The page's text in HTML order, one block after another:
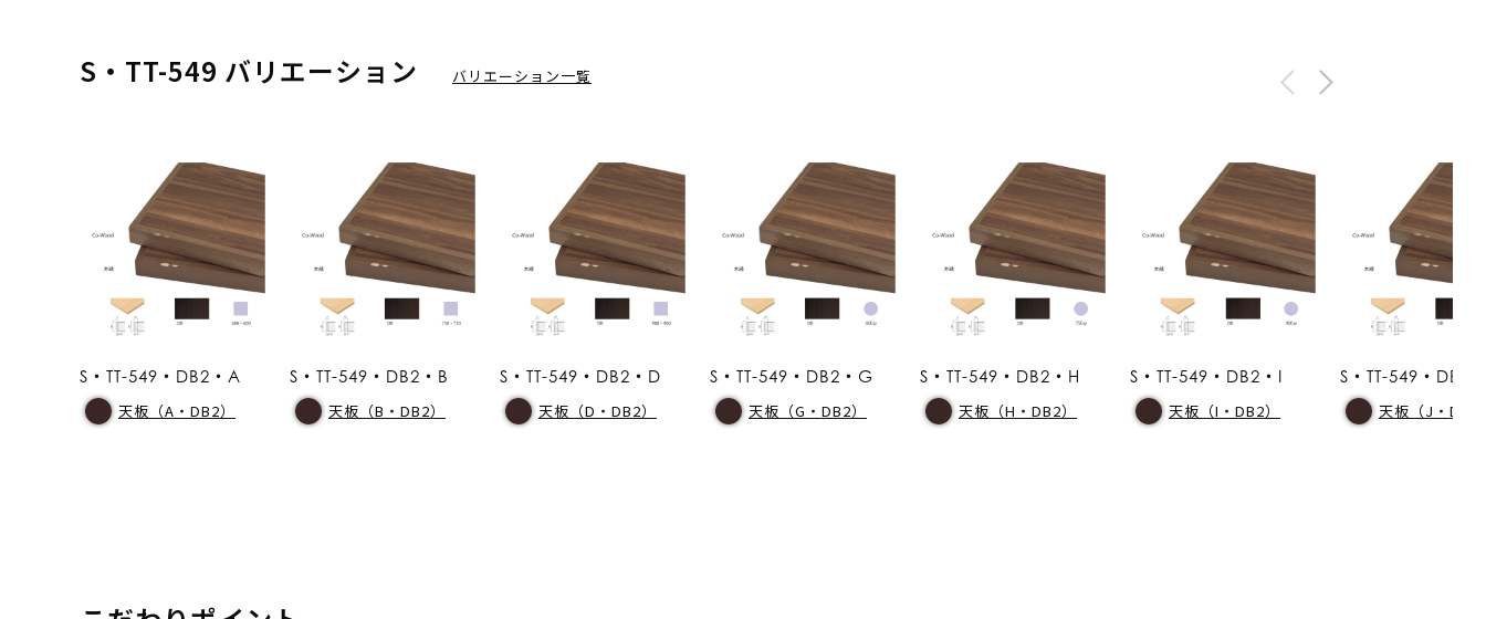
S・TT-549 バリエーション バリエーション一覧
S・TT-549・DB2・A
天板（A・DB2）
S・TT-549・DB2・B
天板（B・DB2）
S・TT-549・DB2・D
天板（D・DB2）
S・TT-549・DB2・G
天板（G・DB2）
S・TT-549・DB2・H
天板（H・DB2）
S・TT-549・DB2・I
天板（I・DB2）
S・TT-549・DB2
天板（J・DB2